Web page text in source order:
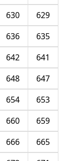
629
630
635
636
641
642
647
648
653
654
659
660
665
666